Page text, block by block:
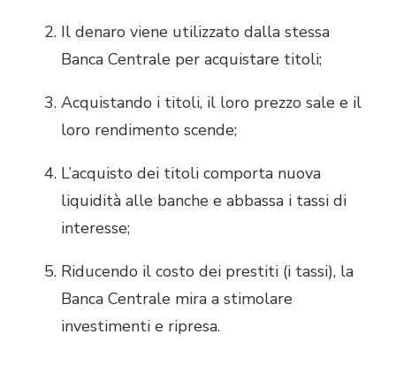
Il denaro viene utilizzato dalla stessa
Banca Centrale per acquistare titoli;
Acquistando i titoli, il loro prezzo sale e il
loro rendimento scende;
L’acquisto dei titoli comporta nuova
liquidità alle banche e abbassa i tassi di
interesse;
Riducendo il costo dei prestiti (i tassi), la
Banca Centrale mira a stimolare
investimenti e ripresa.